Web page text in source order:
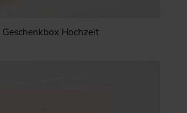
Geschenkbox Hochzeit